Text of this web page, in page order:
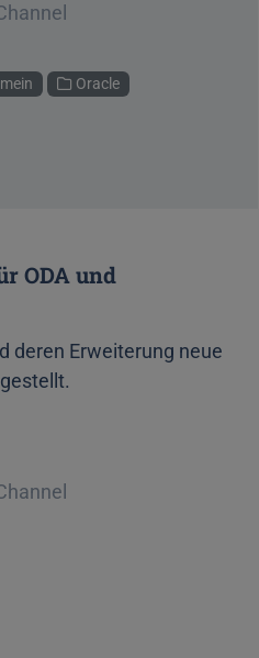
Oracle
ODA und
deren Erweiterung neue